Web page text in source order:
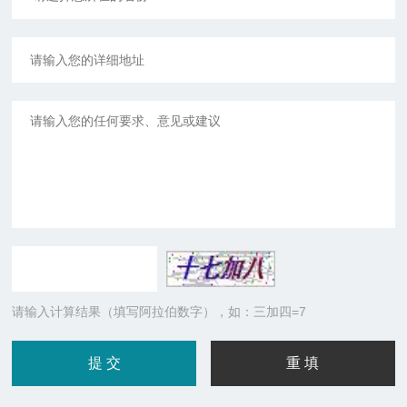
请输入计算结果（填写阿拉伯数字），如：三加四=7